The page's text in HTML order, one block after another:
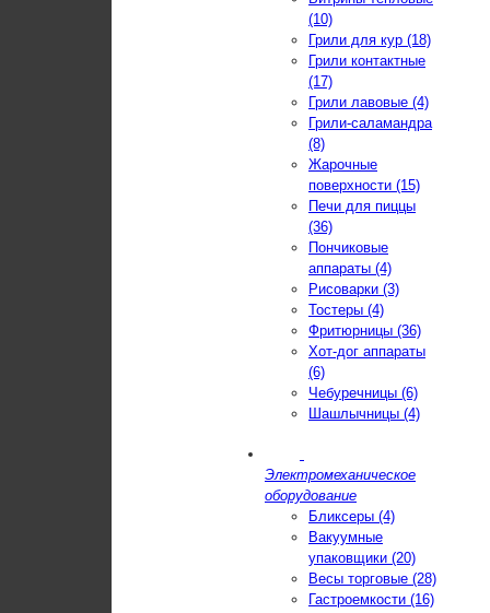
(10)
Грили для кур (18)
Грили контактные
(17)
Грили лавовые (4)
Грили-саламандра
(8)
Жарочные
поверхности (15)
Печи для пиццы
(36)
Пончиковые
аппараты (4)
Рисоварки (3)
Тостеры (4)
Фритюрницы (36)
Хот-дог аппараты
(6)
Чебуречницы (6)
Шашлычницы (4)
Электромеханическое
оборудование
Бликсеры (4)
Вакуумные
упаковщики (20)
Весы торговые (28)
Гастроемкости (16)